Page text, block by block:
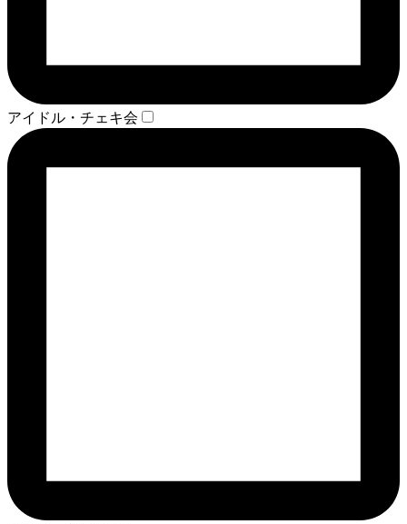
アイドル・チェキ会